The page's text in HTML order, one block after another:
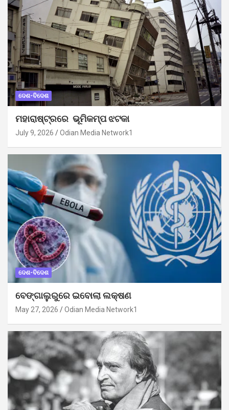
ଦେଶ-ବିଦେଶ
ମହାରାଷ୍ଟ୍ରରେ ଭୂମିକମ୍ପ ଝଟକା
July 9, 2026 Odian Media Network1
ଦେଶ-ବିଦେଶ
ବେଙ୍ଗାଲୁରୁରେ ଇବୋଲା ଲକ୍ଷଣ
May 27, 2026 Odian Media Network1